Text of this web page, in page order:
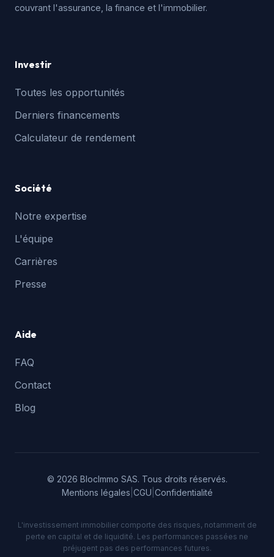
couvrant l'assurance, la finance et l'immobilier.
Investir
Toutes les opportunités
Derniers financements
Calculateur de rendement
Société
Notre expertise
L'équipe
Carrières
Presse
Aide
FAQ
Contact
Blog
© 2026 BlocImmo SAS. Tous droits réservés.
Mentions légales CGU Confidentialité
L'investissement immobilier comporte des risques, notamment de
perte en capital et de liquidité. Les performances passées ne
préjugent pas des performances futures.